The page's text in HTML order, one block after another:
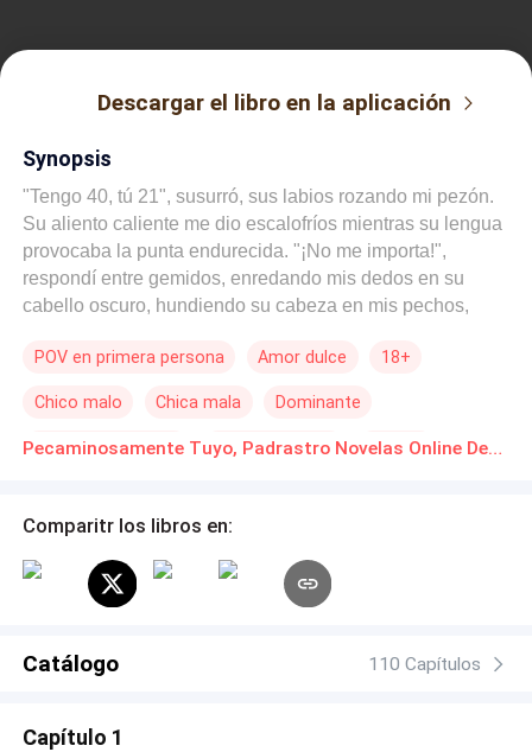
Descargar el libro en la aplicación
Synopsis
"Tengo 40, tú 21", susurró, sus labios rozando mi pezón.
Su aliento caliente me dio escalofríos mientras su lengua
provocaba la punta endurecida. "¡No me importa!",
respondí entre gemidos, enredando mis dedos en su
cabello oscuro, hundiendo su cabeza en mis pechos,
tu madre. Tu padrastro, viejo para ser tu padre", murmuró.
tembloroso, bajando entre mis muslos hasta tocar mis
bragas empapadas. "¡¡¡Dije que no me importa!!!", gruñí,
bestia más ardiente y sexy que he visto, resulta ser mi
mojarme con una mirada, con sus músculos imponentes,
brazos tatuados y ojos grises que me desvisten. Un viaje
universidad, ¿él tiene 40? ¡A quién le importa! Mientras
"¡Pecaminosamente tuya, padrastro!" es una llamarada
POV en primera persona Amor dulce 18+
Chico malo Chica mala Dominante
Diferencia de Edad Amor Prohibido Erótico Pecaminosamente Tuyo, Padrastro Novelas Online Descarga gratuita de PDF
Comparitr los libros en:
Catálogo 110 Capítulos
Capítulo 1